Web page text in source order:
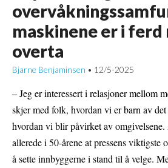
maskinene er i ferd
overta
Bjarne Benjaminsen • 12/5-2025
– Jeg er interessert i relasjoner mellom
skjer med folk, hvordan vi er barn av
hvordan vi blir påvirket av
allerede i 50-årene at pressens viktigste
å sette innbyggerne i stand til å velge.